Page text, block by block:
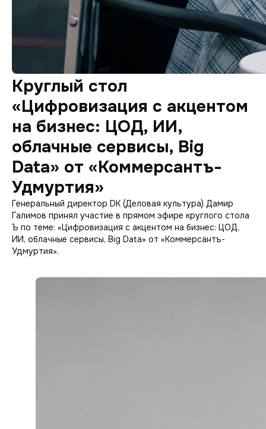
Круглый стол
«Цифровизация с акцентом
на бизнес: ЦОД, ИИ,
облачные сервисы, Big
Data» от «Коммерсантъ-
Удмуртия»
Генеральный директор DK (Деловая культура) Дамир
Галимов принял участие в прямом эфире круглого стола
Ъ по теме: «Цифровизация с акцентом на бизнес: ЦОД,
ИИ, облачные сервисы, Big Data» от «Коммерсантъ-
Удмуртия».